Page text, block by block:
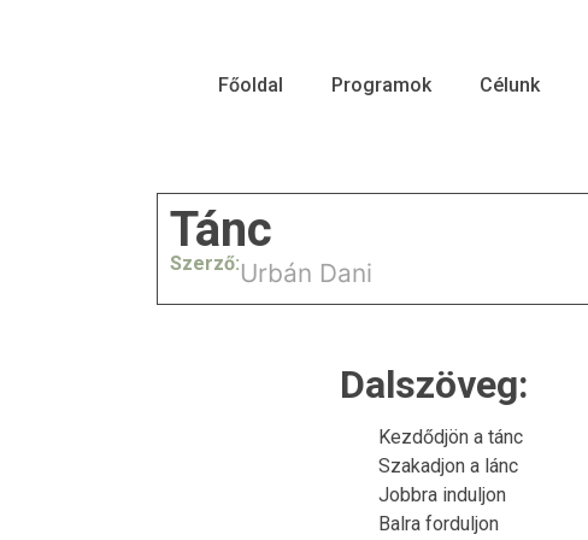
Főoldal Programok Célunk
Tánc
Szerző:Urbán Dani
Dalszöveg:
Kezdődjön a tánc
Szakadjon a lánc
Jobbra induljon
Balra forduljon